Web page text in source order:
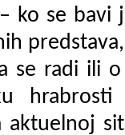
ko se bavi
se radi ili
aktuelnoj